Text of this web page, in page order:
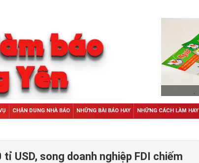
CHÂN DUNG NHÀ BÁO NHỮNG BÀI BÁO HAY NHỮNG CÁCH LÀM HAY
USD, song doanh nghiệp FDI chiếm